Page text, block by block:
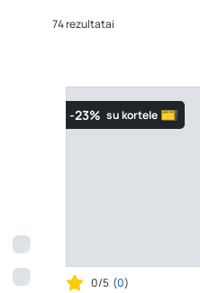
74 rezultatai
-23% su kortele
0/5 (0)